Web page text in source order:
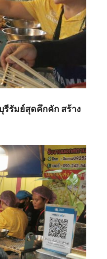
รัมย์สุดคึกคัก สร้าง